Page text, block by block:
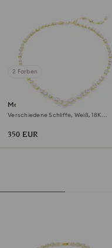
2 Farben
Mesmera Halskette
Verschiedene Schliffe, Weiß, 18K
350 EUR